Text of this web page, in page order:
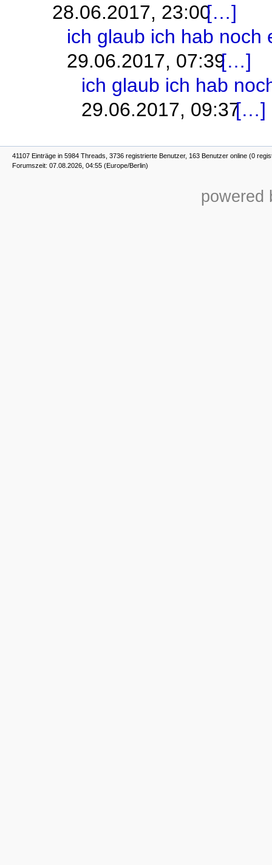
28.06.2017, 23:00
ich glaub ich hab noch
29.06.2017, 07:39
ich glaub ich hab
29.06.2017, 09:37
41107 Einträge in 5984 Threads, 3736 registrierte Benutzer, 163 Benutzer online (0
Forumszeit: 07.08.2026, 04:55 (Europe/Berlin)
powered